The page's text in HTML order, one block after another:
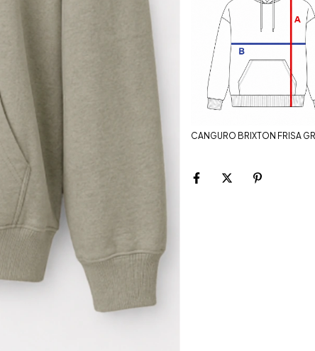
CANGURO BRIXTON FRISA